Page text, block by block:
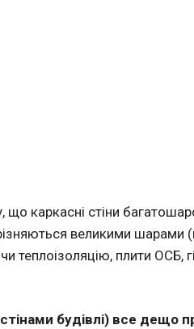
каркасні стіни
великими шарами
теплоізоляцію, плити ОСБ,
будівлі) все дещо